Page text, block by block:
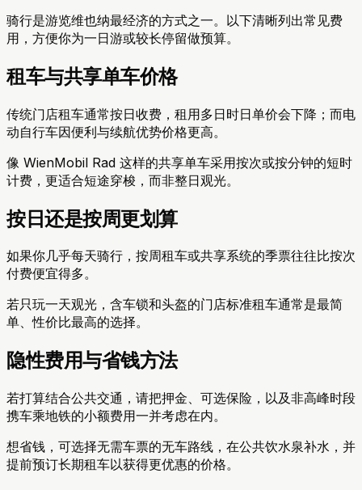
骑行是游览维也纳最经济的方式之一。以下清晰列出常见费
用，方便你为一日游或较长停留做预算。
租车与共享单车价格
传统门店租车通常按日收费，租用多日时日单价会下降；而电
动自行车因便利与续航优势价格更高。
像 WienMobil Rad 这样的共享单车采用按次或按分钟的短时
计费，更适合短途穿梭，而非整日观光。
按日还是按周更划算
如果你几乎每天骑行，按周租车或共享系统的季票往往比按次
付费便宜得多。
若只玩一天观光，含车锁和头盔的门店标准租车通常是最简
单、性价比最高的选择。
隐性费用与省钱方法
若打算结合公共交通，请把押金、可选保险，以及非高峰时段
携车乘地铁的小额费用一并考虑在内。
想省钱，可选择无需车票的无车路线，在公共饮水泉补水，并
提前预订长期租车以获得更优惠的价格。